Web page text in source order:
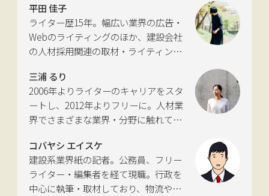
共交通部会」、「MaaS関連データ検
討会」、SIP第2期自動運転（システム
とサービスの拡張）ピアレビュー委員
会などの委員を歴任。
どの執筆を中心に、ジャンルを問わず
活動。四国にある築100年の実家をど
う生かすかが長年の悩み。
平田 佳子
ライター歴15年。幅広い業界の広告・
Webのライティングのほか、建設会社
の人材採用関連の取材・ライティング
仕事をしていたため、小さな頃から憧
れあり。
三浦 るり
2006年よりライターのキャリアをスタ
ートし、2012年よりフリーに。人材業
界でさまざまな業界・分野に触れてき
を手掛ける。現在は特に建築や不動
産、さらにはDX分野を探究中。
コバヤシ エイスケ
建設系業界紙の記者。公務員、フリー
ライター・編集者を経て現職。行政を
中心に執筆・取材しており、物流や環